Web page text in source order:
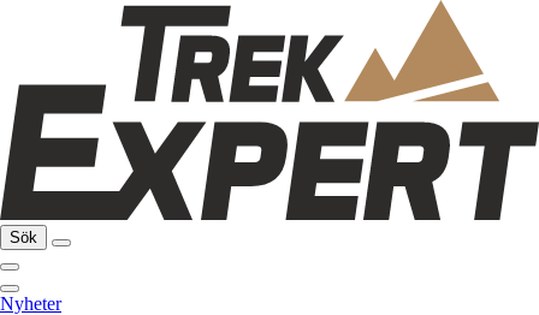
Sök
Nyheter